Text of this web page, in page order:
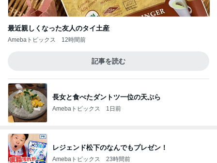
最近親しくなった友人のタイ土産
Amebaトピックス 12時間前
記事を読む
長女と食べたダントツ一位の天ぷら
Amebaトピックス 1日前
レジェンド松下のなんでもプレゼン！
Amebaトピックス 23時間前